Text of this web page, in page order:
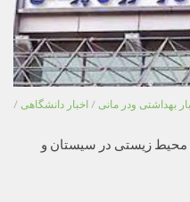
بهداشتی ودر مانی / اخبار دانشگاهی /
زیستی در سیستان و